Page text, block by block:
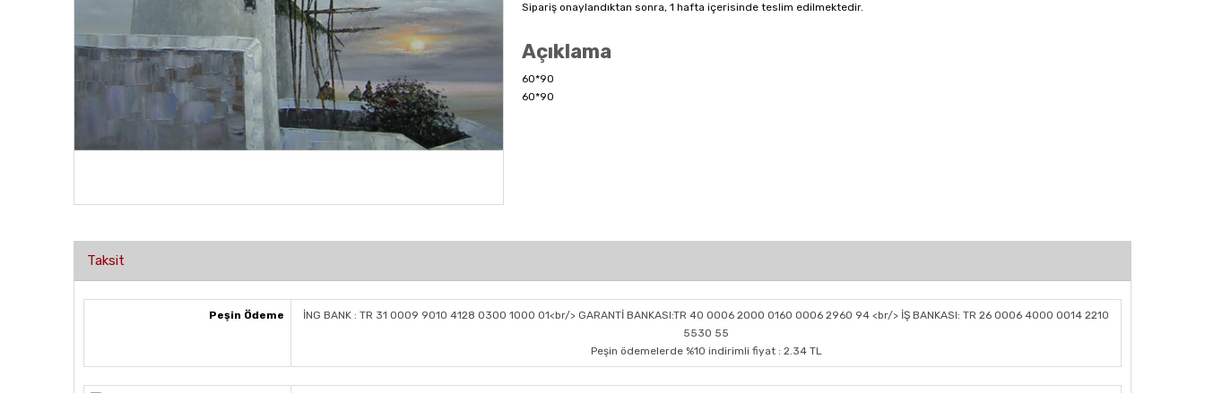
Sipariş onaylandıktan sonra, 1 hafta içerisinde teslim edilmektedir.
Açıklama
60*90
60*90
Taksit
Peşin Ödeme
İNG BANK : TR 31 0009 9010 4128 0300 1000 01<br/> GARANTİ BANKASI:TR 40 0006 2000 0160 0006 2960 94 <br/> İŞ BANKASI: TR 26 0006 4000 0014 2210
5530 55
Peşin ödemelerde %10 indirimli fiyat : 2.34 TL